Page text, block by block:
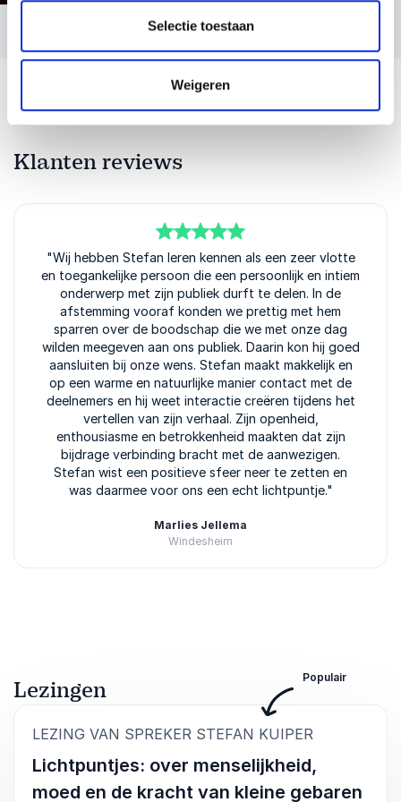
Selectie toestaan
Weigeren
Klanten reviews
5van5
"Wij hebben Stefan leren kennen als een zeer vlotte
en toegankelijke persoon die een persoonlijk en intiem
onderwerp met zijn publiek durft te delen. In de
afstemming vooraf konden we prettig met hem
sparren over de boodschap die we met onze dag
wilden meegeven aan ons publiek. Daarin kon hij goed
aansluiten bij onze wens. Stefan maakt makkelijk en
op een warme en natuurlijke manier contact met de
deelnemers en hij weet interactie creëren tijdens het
vertellen van zijn verhaal. Zijn openheid,
enthousiasme en betrokkenheid maakten dat zijn
bijdrage verbinding bracht met de aanwezigen.
Stefan wist een positieve sfeer neer te zetten en
was daarmee voor ons een echt lichtpuntje."
Marlies Jellema
Windesheim
Lezingen
LEZING VAN SPREKER STEFAN KUIPER
Lichtpuntjes: over menselijkheid,
moed en de kracht van kleine gebaren
Populair